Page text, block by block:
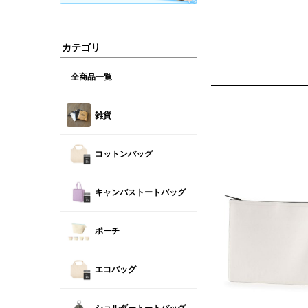
カテゴリ
全商品一覧
雑貨
コットンバッグ
キャンバストートバッグ
ポーチ
エコバッグ